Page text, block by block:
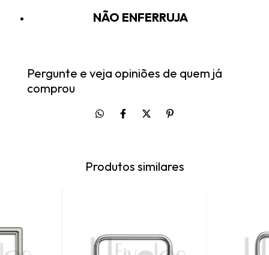
NÃO ENFERRUJA
Pergunte e veja opiniões de quem já
comprou
Produtos similares